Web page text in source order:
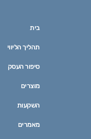
בית
תהליך הליווי
סיפור העסק
מוצרים
השקעות
מאמרים